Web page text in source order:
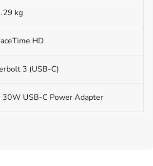
kg
HD
3 (USB-C)
USB-C Power Adapter